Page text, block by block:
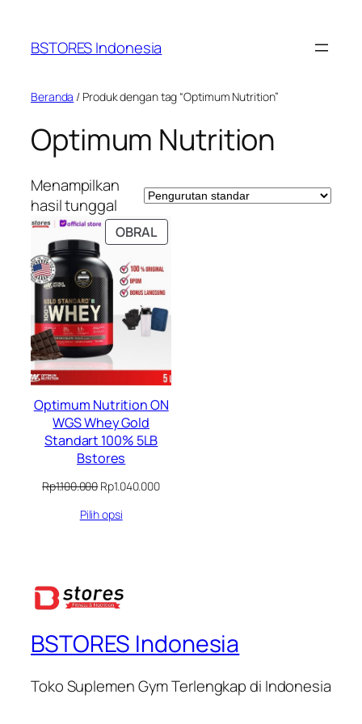
konten
BSTORES Indonesia
Beranda / Produk dengan tag “Optimum Nutrition”
Optimum Nutrition
Menampilkan
hasil tunggal
OBRALPRODUK
DENGAN
DISKON
Optimum Nutrition ON
WGS Whey Gold
Standart 100% 5LB
Bstores
Rp1.100.000Harga
adalah:
Rp1.040.000Harga
Pilih opsi
BSTORES Indonesia
Toko Suplemen Gym Terlengkap di Indonesia